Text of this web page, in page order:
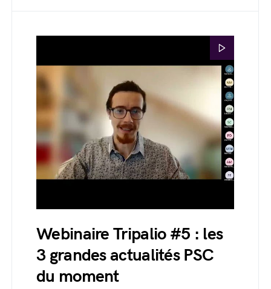
Webinaire Tripalio #5 : les
3 grandes actualités PSC
du moment